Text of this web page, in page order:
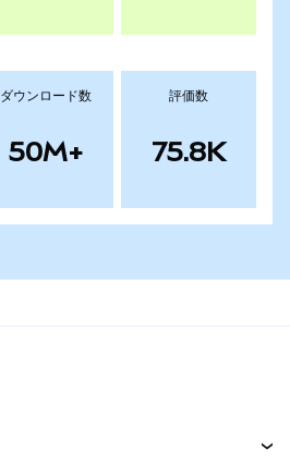
ダウンロード数
50M+
評価数
75.8K